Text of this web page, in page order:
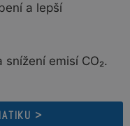
a lepší
emisí CO₂.
>